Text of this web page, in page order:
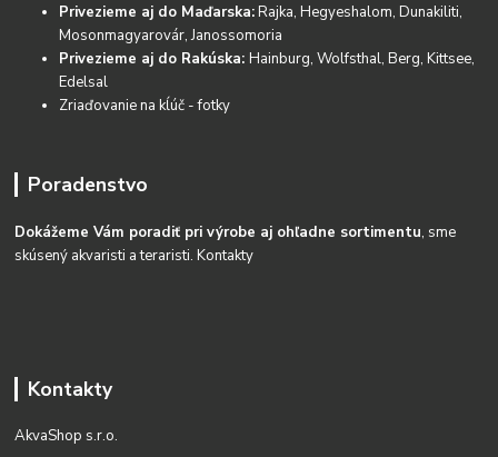
Privezieme aj do Maďarska:Rajka, Hegyeshalom, Dunakiliti,
Mosonmagyarovár, Janossomoria
Privezieme aj do Rakúska:Hainburg, Wolfsthal, Berg, Kittsee,
Edelsal
Zriaďovanie na kĺúč - fotky
Poradenstvo
Dokážeme Vám poradiť pri výrobe aj ohľadne sortimentu, sme
skúsený akvaristi a teraristi.Kontakty
Kontakty
AkvaShop s.r.o.